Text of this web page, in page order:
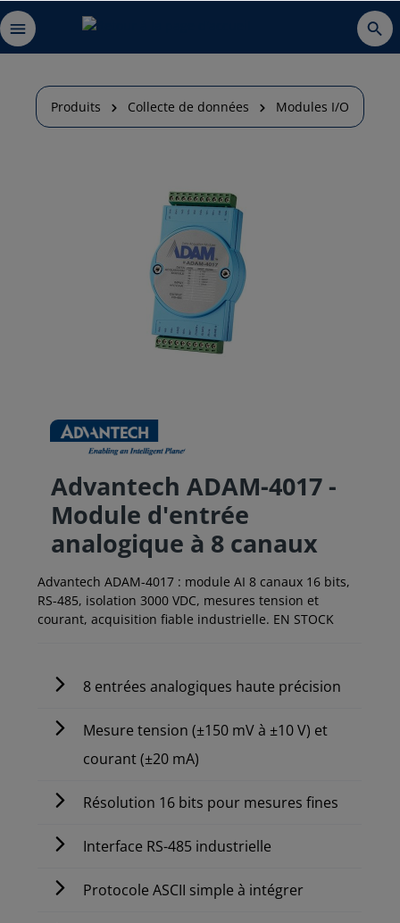
Produits Collecte de données Modules I/O
Advantech ADAM-4017 -
Module d'entrée
analogique à 8 canaux
Advantech ADAM-4017 : module AI 8 canaux 16 bits,
RS-485, isolation 3000 VDC, mesures tension et
courant, acquisition fiable industrielle. EN STOCK
8 entrées analogiques haute précision
Mesure tension (±150 mV à ±10 V) et
courant (±20 mA)
Résolution 16 bits pour mesures fines
Interface RS-485 industrielle
Protocole ASCII simple à intégrer